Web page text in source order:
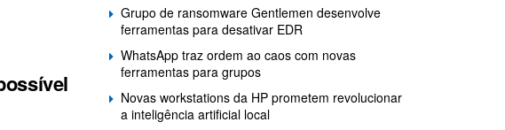
Grupo de ransomware Gentlemen desenvolve
ferramentas para desativar EDR
WhatsApp traz ordem ao caos com novas
ferramentas para grupos
Novas workstations da HP prometem revolucionar
a inteligência artificial local